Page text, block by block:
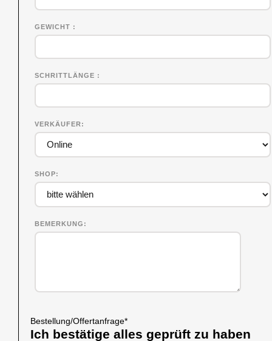
GEWICHT
SCHRITTLÄNGE
VERKÄUFER
SHOP
BEMERKUNG
Bestellung/Offertanfrage*
Ich bestätige alles geprüft zu haben